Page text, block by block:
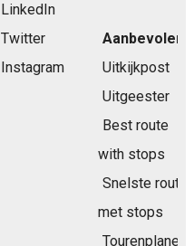
LinkedIn
Twitter
Instagram
Aanbevolen
Uitkijkpost
Uitgeester
Best route
with stops
Snelste route
met stops
Tourenplaner